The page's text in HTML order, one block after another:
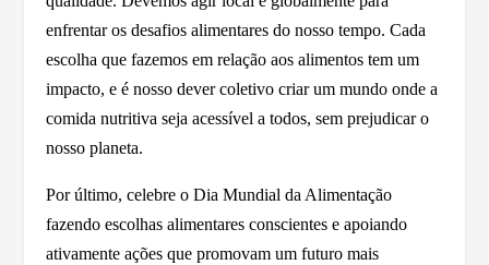
enfrentar os desafios alimentares do nosso tempo. Cada
escolha que fazemos em relação aos alimentos tem um
impacto, e é nosso dever coletivo criar um mundo onde a
comida nutritiva seja acessível a todos, sem prejudicar o
nosso planeta.
Por último, celebre o Dia Mundial da Alimentação
fazendo escolhas alimentares conscientes e apoiando
ativamente ações que promovam um futuro mais